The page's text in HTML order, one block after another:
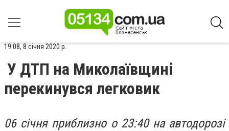
19:08, 8 січня 2020 р.
У ДТП на Миколаївщині
перекинувся легковик
06 січня приблизно о 23:40 на автодорозі